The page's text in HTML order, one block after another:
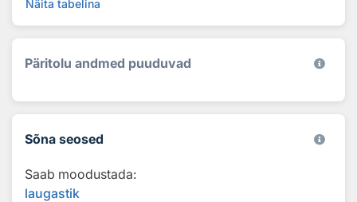
Näita tabelina
Päritolu andmed puuduvad
Sõna seosed
Saab moodustada:
laugastik